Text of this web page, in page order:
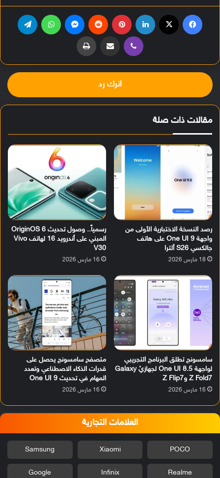
ڤايبر مشاركة عبر البريد طباعة
اترك رد
مقالات ذات صلة
رصد النسخة الاختبارية الأولى من
واجهة One UI 9 على هاتف
جالكسي S26 ألترا
18 مارس 2026
رسمياً.. وصول تحديث OriginOS 6
المبني على أندرويد 16 لهاتف Vivo
V30
16 مارس 2026
سامسونج تطلق البرنامج التجريبي
لواجهة One UI 8.5 لجهازيْ Galaxy
Z Fold7 وZ Flip7
16 مارس 2026
متصفح سامسونج يحصل على
قدرات الذكاء الاصطناعي وتعدد
المهام في تحديث One UI 9
16 مارس 2026
العلامات التجارية
POCO
Xiaomi
Samsung
Realme
Infinix
Google